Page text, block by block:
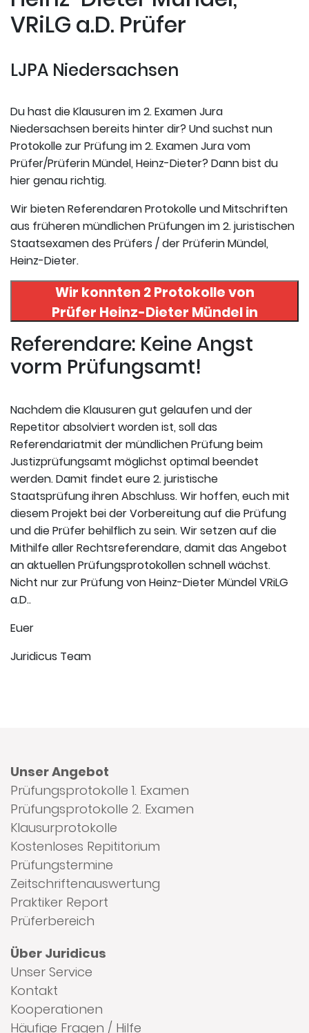
VRiLG a.D. Prüfer
LJPA Niedersachsen
Du hast die Klausuren im 2. Examen Jura
Niedersachsen bereits hinter dir? Und suchst nun
Protokolle zur Prüfung im 2. Examen Jura vom
Prüfer/Prüferin Mündel, Heinz-Dieter? Dann bist du
hier genau richtig.
Wir bieten Referendaren Protokolle und Mitschriften
aus früheren mündlichen Prüfungen im 2. juristischen
Staatsexamen des Prüfers / der Prüferin Mündel,
Heinz-Dieter.
Wir konnten 2 Protokolle von
Prüfer Heinz-Dieter Mündelin
uneserer Datenbank finden. Hier
registrieren und die Protokolle
abrufen.
Referendare: Keine Angst
vorm Prüfungsamt!
Nachdem die Klausuren gut gelaufen und der
Repetitor absolviert worden ist, soll das
Referendariatmit der mündlichen Prüfung beim
Justizprüfungsamt möglichst optimal beendet
werden. Damit findet eure 2. juristische
Staatsprüfung ihren Abschluss. Wir hoffen, euch mit
diesem Projekt bei der Vorbereitung auf die Prüfung
und die Prüfer behilflich zu sein. Wir setzen auf die
Mithilfe aller Rechtsreferendare, damit das Angebot
an aktuellen Prüfungsprotokollen schnell wächst.
Nicht nur zur Prüfung von Heinz-Dieter Mündel VRiLG
a.D..
Euer
Juridicus Team
Unser Angebot
Prüfungsprotokolle 1. Examen
Prüfungsprotokolle 2. Examen
Klausurprotokolle
Kostenloses Repititorium
Prüfungstermine
Zeitschriftenauswertung
Praktiker Report
Prüferbereich
Über Juridicus
Unser Service
Kontakt
Kooperationen
Häufige Fragen / Hilfe